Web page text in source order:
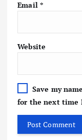
Email *
Website
Save my
for the next time